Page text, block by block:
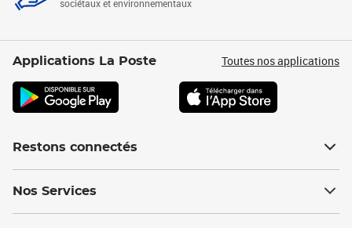
sociétaux et environnementaux
Applications La Poste Toutes nos applications
Restons connectés
Nos Services